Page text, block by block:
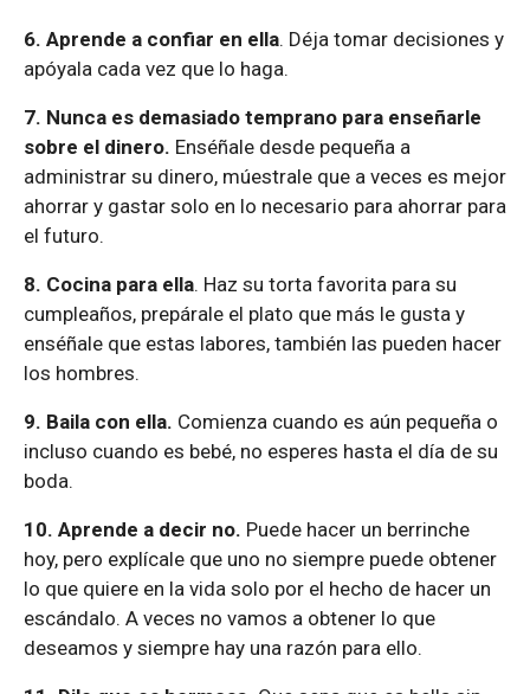
6. Aprende a confiar en ella. Déja tomar decisiones y
apóyala cada vez que lo haga.
7. Nunca es demasiado temprano para enseñarle
sobre el dinero. Enséñale desde pequeña a
administrar su dinero, múestrale que a veces es mejor
ahorrar y gastar solo en lo necesario para ahorrar para
el futuro.
8. Cocina para ella. Haz su torta favorita para su
cumpleaños, prepárale el plato que más le gusta y
enséñale que estas labores, también las pueden hacer
los hombres.
9. Baila con ella. Comienza cuando es aún pequeña o
incluso cuando es bebé, no esperes hasta el día de su
boda.
10. Aprende a decir no. Puede hacer un berrinche
hoy, pero explícale que uno no siempre puede obtener
lo que quiere en la vida solo por el hecho de hacer un
escándalo. A veces no vamos a obtener lo que
deseamos y siempre hay una razón para ello.